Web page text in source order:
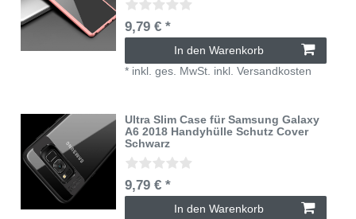
9,79 € *
In den Warenkorb
* inkl. ges. MwSt. inkl.Versandkosten
Ultra Slim Case für Samsung Galaxy
A6 2018 Handyhülle Schutz Cover
Schwarz
9,79 € *
In den Warenkorb